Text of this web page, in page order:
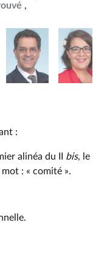
:
alinéa du II bis, le
: « comité ».